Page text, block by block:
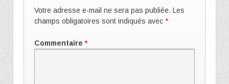
Votre adresse e-mail ne sera pas publiée. Les
champs obligatoires sont indiqués avec *
Commentaire *